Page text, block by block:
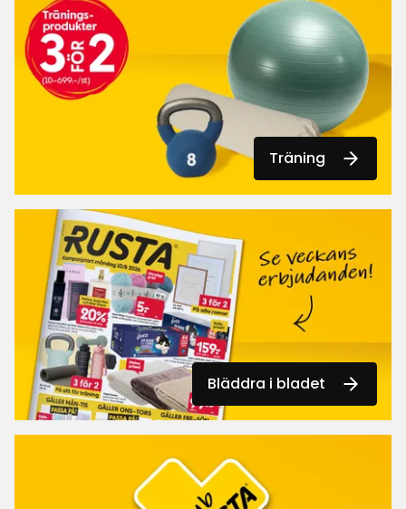
Träning
Bläddra i bladet